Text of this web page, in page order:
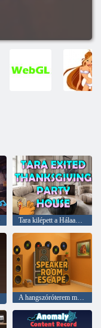
Tara kilépett a Hálaadás Party House házából
A hangszóróterem menekülése